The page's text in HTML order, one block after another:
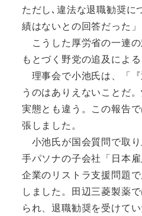
ただし､違法な退職勧奨に
績はないとの回答だった」
こうした厚労省の一連
もとづく野党の追及による
理事会で小池氏は、「
うのはありえないことだ
実態とも違う。この報告
張しました。
小池氏が国会質問で取
手パソナの子会社「日本
企業のリストラ支援問題
しました。田辺三菱製薬
られ、退職勧奨を受けて